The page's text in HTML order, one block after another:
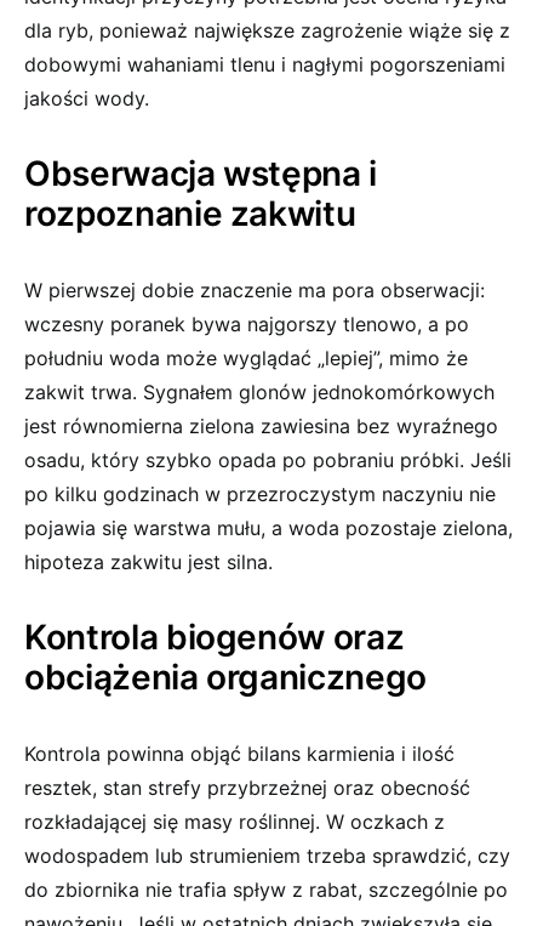
dla ryb, ponieważ największe zagrożenie wiąże się z
dobowymi wahaniami tlenu i nagłymi pogorszeniami
jakości wody.
Obserwacja wstępna i
rozpoznanie zakwitu
W pierwszej dobie znaczenie ma pora obserwacji:
wczesny poranek bywa najgorszy tlenowo, a po
południu woda może wyglądać „lepiej”, mimo że
zakwit trwa. Sygnałem glonów jednokomórkowych
jest równomierna zielona zawiesina bez wyraźnego
osadu, który szybko opada po pobraniu próbki. Jeśli
po kilku godzinach w przezroczystym naczyniu nie
pojawia się warstwa mułu, a woda pozostaje zielona,
hipoteza zakwitu jest silna.
Kontrola biogenów oraz
obciążenia organicznego
Kontrola powinna objąć bilans karmienia i ilość
resztek, stan strefy przybrzeżnej oraz obecność
rozkładającej się masy roślinnej. W oczkach z
wodospadem lub strumieniem trzeba sprawdzić, czy
do zbiornika nie trafia spływ z rabat, szczególnie po